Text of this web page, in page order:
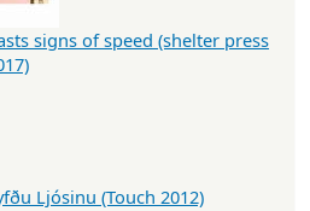
signs of speed (shelter press
Ljósinu (Touch 2012)